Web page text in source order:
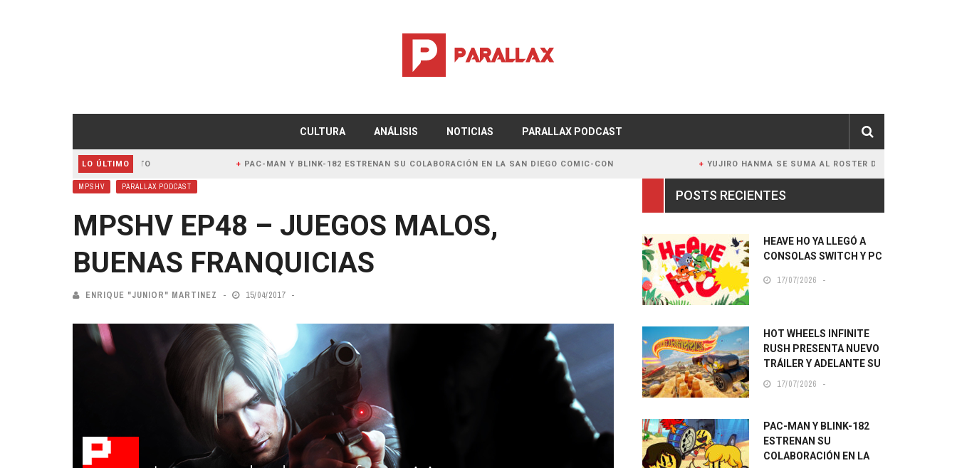
CULTURA ANÁLISIS NOTICIAS PARALLAX PODCAST
LO ÚLTIMO
SU LANZAMIENTO PAC-MAN Y BLINK-182 ESTRENAN SU COLABORACIÓN EN LA SAN DIEGO COMIC-CON YUJIRO HANMA SE SUMA AL ROSTER DE TEKKEN 8
MPSHV PARALLAX PODCAST
MPSHV EP48 – JUEGOS MALOS,
BUENAS FRANQUICIAS
ENRIQUE "JUNIOR" MARTINEZ 15/04/2017
POSTS RECIENTES
HEAVE HO YA LLEGÓ A
CONSOLAS SWITCH Y PC
17/07/2026
HOT WHEELS INFINITE
RUSH PRESENTA NUEVO
TRÁILER Y ADELANTE SU
LANZAMIENTO
17/07/2026
PAC-MAN Y BLINK-182
ESTRENAN SU
COLABORACIÓN EN LA